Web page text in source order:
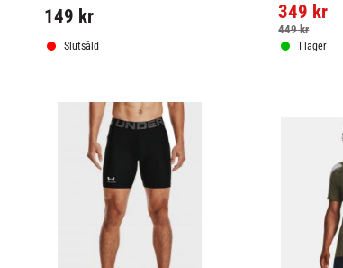
149 kr
Slutsåld
349 kr
449kr
I lager